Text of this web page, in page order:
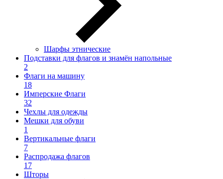
Шарфы этнические
Подставки для флагов и знамён напольные
2
Флаги на машину
18
Имперские Флаги
32
Чехлы для одежды
Мешки для обуви
1
Вертикальные флаги
7
Распродажа флагов
17
Шторы